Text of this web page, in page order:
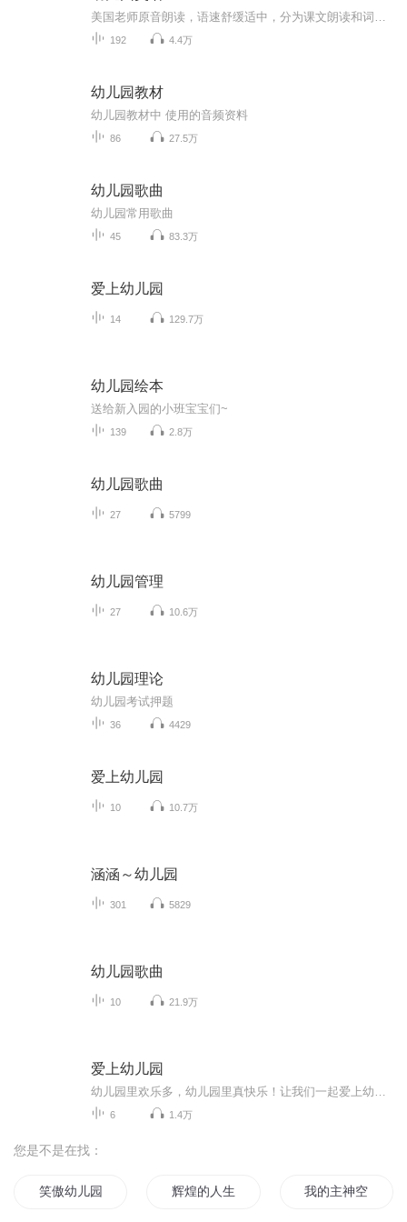
192 4.4万
幼儿园教材
幼儿园教材中 使用的音频资料
86 27.5万
幼儿园歌曲
幼儿园常用歌曲
45 83.3万
爱上幼儿园
14 129.7万
幼儿园绘本
送给新入园的小班宝宝们~
139 2.8万
幼儿园歌曲
27 5799
幼儿园管理
27 10.6万
幼儿园理论
幼儿园考试押题
36 4429
爱上幼儿园
10 10.7万
涵涵～幼儿园
301 5829
幼儿园歌曲
10 21.9万
爱上幼儿园
6 1.4万
您是不是在找：
笑傲幼儿园 辉煌的人生从幼儿园开始我的主神空间和